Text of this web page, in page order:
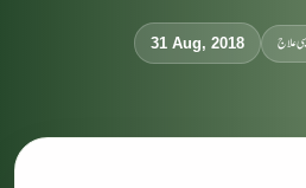
31 Aug, 2018 علاج